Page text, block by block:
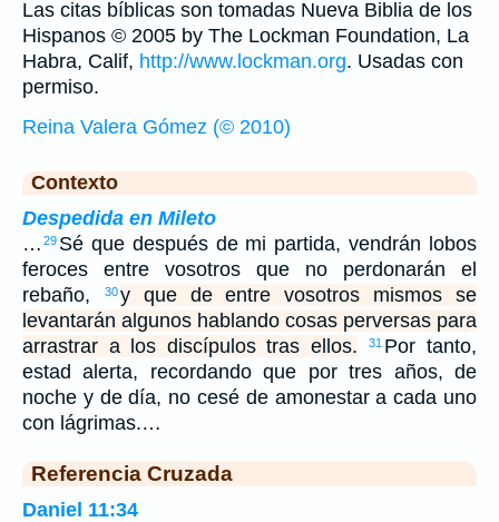
Las citas bíblicas son tomadas Nueva Biblia de los
Hispanos © 2005 by The Lockman Foundation, La
Habra, Calif, http://www.lockman.org. Usadas con
permiso.
Reina Valera Gómez (© 2010)
Contexto
Despedida en Mileto
… 29 Sé que después de mi partida, vendrán lobos
feroces entre vosotros que no perdonarán el
rebaño,
30y que de entre vosotros mismos se
levantarán algunos hablando cosas perversas para
arrastrar a los discípulos tras ellos.
31 Por tanto,
estad alerta, recordando que por tres años, de
noche y de día, no cesé de amonestar a cada uno
con lágrimas.…
Referencia Cruzada
Daniel 11:34